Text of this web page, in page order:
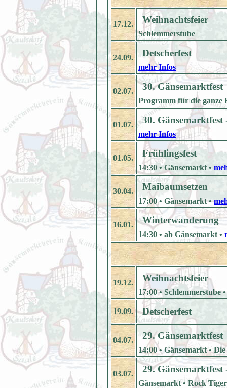
17.12. Weihnachtsfeier
Schlemmerstube
24.09. Detscherfest
mehr Infos
02.07. 30. Gänsemarktfest
Programm für die
01.07. 30. Gänsemarktfest
mehr Infos
01.05. Frühlingsfest
14:30 • Gänsemarkt •
30.04. Maibaumsetzen
17:00 • Gänsemarkt •
16.01. Winterwanderung
14:30 • ab Gänsemarkt •
19.12. Weihnachtsfeier
17:00 • Schlemmerstube
19.09. Detscherfest
04.07. 29. Gänsemarktfest
14:00 • Gänsemarkt •
03.07. 29. Gänsemarktfest
Gänsemarkt • Rock